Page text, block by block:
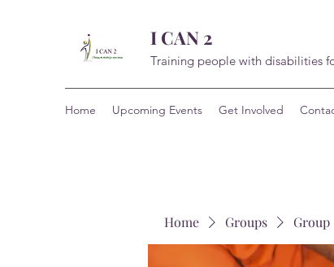
I CAN 2
Training people with disabilities
Home Upcoming Events Get Involved
Home Groups Group